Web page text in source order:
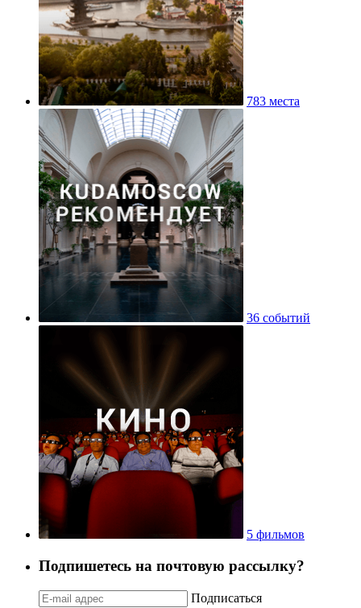
783 места
36 событий
5 фильмов
Подпишетесь на почтовую рассылку?
Подписаться